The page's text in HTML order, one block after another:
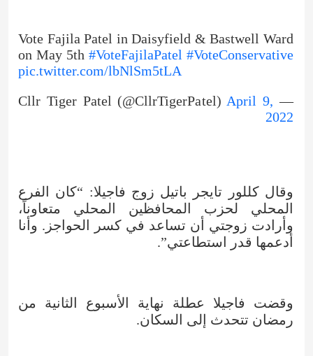
Vote Fajila Patel in Daisyfield & Bastwell Ward
on May 5th #VoteFajilaPatel #VoteConservative
pic.twitter.com/lbNlSm5tLA
— Cllr Tiger Patel (@CllrTigerPatel)
April 9,
2022
وقال كللور تايجر باتيل زوج فاجيلا: “كان الفرع
المحلي لحزب المحافظين المحلي متعاوناً،
وأرادت زوجتي أن تساعد في كسر الحواجز. وأنا
أدعمها قدر استطاعتي”.
وقضت فاجيلا عطلة نهاية الأسبوع الثانية من
رمضان تتحدث إلى السكان.